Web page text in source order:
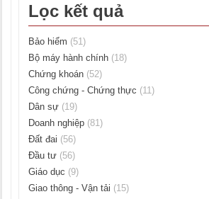
Lọc kết quả
Bảo hiểm (51)
Bộ máy hành chính (18)
Chứng khoán (52)
Công chứng - Chứng thực (11)
Dân sự (19)
Doanh nghiệp (81)
Đất đai (56)
Đầu tư (56)
Giáo dục (9)
Giao thông - Vận tải (15)